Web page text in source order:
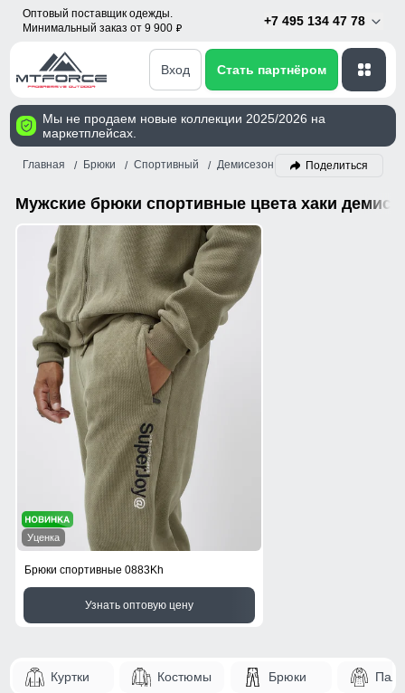
Оптовый поставщик одежды.
Минимальный заказ от 9 900 p
+7 495 134 47 78
Вход Стать партнёром
Мы не продаем новые коллекции 2025/2026 на
маркетплейсах.
Главная Брюки Спортивный Демисезон Мужской Хаки
Поделиться
Мужские брюки спортивные цвета хаки
Уценка
Брюки спортивные 0883Kh
Узнать оптовую цену
Куртки Костюмы Брюки